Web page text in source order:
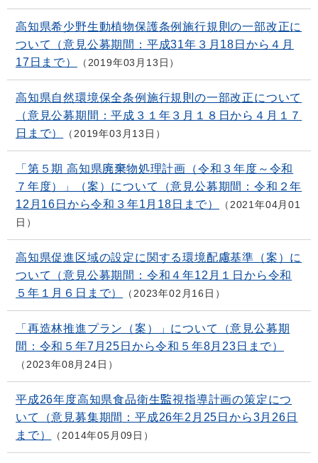
高知県希少野生動植物保護条例施行規則の一部改正に
ついて（意見公募期間：平成31年３月18日から４月
17日まで）
2019年03月13日
高知県自然環境保全条例施行規則の一部改正について
（意見公募期間：平成３１年３月１８日から４月１７
日まで）
2019年03月13日
「第５期 高知県廃棄物処理計画（令和３年度～令和
７年度）」（案）について（意見公募期間：令和２年
12月16日から令和３年1月18日まで）
2021年04月01
日
高知県促進区域の設定に関する環境配慮基準（案）に
ついて（意見公募期間：令和４年12月１日から令和
５年１月６日まで）
2023年02月16日
「再造林推進プラン（案）」について（意見公募期
間：令和５年7月25日から令和５年8月23日まで）
2023年08月24日
平成26年度高知県食品衛生監視指導計画の策定につ
いて（意見募集期間：平成26年2月25日から3月26日
まで）
2014年05月09日